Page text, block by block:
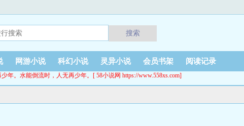
搜索
网游小说 科幻小说 灵异小说 会员书架 阅读记录
年。水能倒流时，人无再少年。[ 58小说网 https://www.558xs.com]